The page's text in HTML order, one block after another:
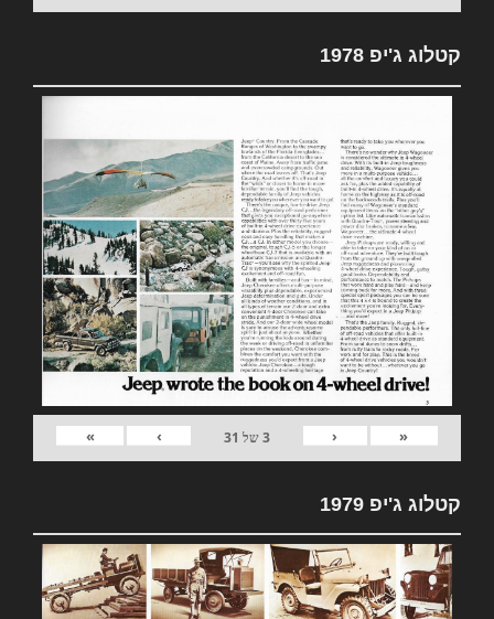
קטלוג ג'יפ 1978
«
‹
3של 31
›
»
קטלוג ג'יפ 1979